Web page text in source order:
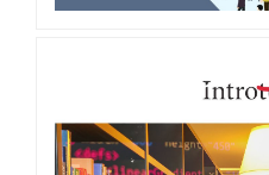
FELLOWSHIP İSTANBUL